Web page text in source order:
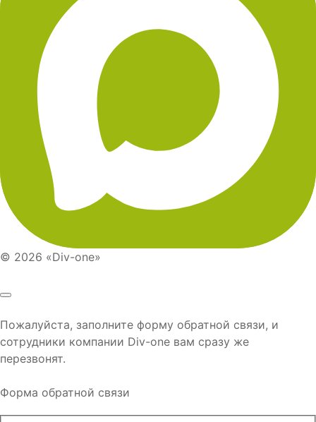
© 2026 «Div-one»
Пожалуйста, заполните форму обратной связи, и
сотрудники компании Div-one вам сразу же
перезвонят.
Форма обратной связи